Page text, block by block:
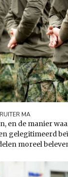
MA
en de manier
gelegitimeerd
moreel